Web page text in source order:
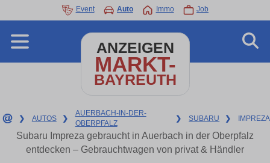
Event Auto Immo Job
ANZEIGEN
MARKT-
BAYREUTH
❯ AUTOS ❯
AUERBACH-IN-DER-
OBERPFALZ
❯ SUBARU ❯ IMPREZA
Subaru Impreza gebraucht in Auerbach in der Oberpfalz
entdecken – Gebrauchtwagen von privat & Händler